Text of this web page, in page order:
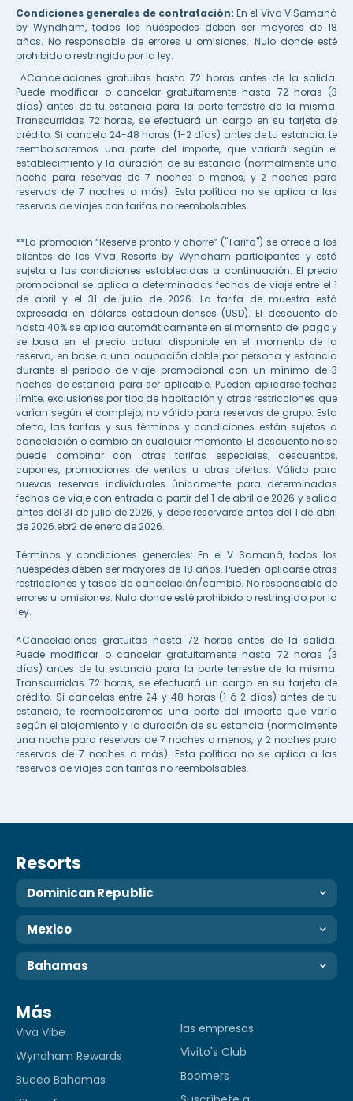
Condiciones generales de contratación: En el Viva V Samaná
by Wyndham, todos los huéspedes deben ser mayores de 18
años. No responsable de errores u omisiones. Nulo donde esté
prohibido o restringido por la ley.
^Cancelaciones gratuitas hasta 72 horas antes de la salida.
Puede modificar o cancelar gratuitamente hasta 72 horas (3
días) antes de tu estancia para la parte terrestre de la misma.
Transcurridas 72 horas, se efectuará un cargo en su tarjeta de
crédito. Si cancela 24-48 horas (1-2 días) antes de tu estancia, te
reembolsaremos una parte del importe, que variará según el
establecimiento y la duración de su estancia (normalmente una
noche para reservas de 7 noches o menos, y 2 noches para
reservas de 7 noches o más). Esta política no se aplica a las
reservas de viajes con tarifas no reembolsables.
**La promoción “Reserve pronto y ahorre” ("Tarifa") se ofrece a los
clientes de los Viva Resorts by Wyndham participantes y está
sujeta a las condiciones establecidas a continuación. El precio
promocional se aplica a determinadas fechas de viaje entre el 1
de abril y el 31 de julio de 2026. La tarifa de muestra está
expresada en dólares estadounidenses (USD). El descuento de
hasta 40% se aplica automáticamente en el momento del pago y
se basa en el precio actual disponible en el momento de la
reserva, en base a una ocupación doble por persona y estancia
durante el periodo de viaje promocional con un mínimo de 3
noches de estancia para ser aplicable. Pueden aplicarse fechas
límite, exclusiones por tipo de habitación y otras restricciones que
varían según el complejo; no válido para reservas de grupo. Esta
oferta, las tarifas y sus términos y condiciones están sujetos a
cancelación o cambio en cualquier momento. El descuento no se
puede combinar con otras tarifas especiales, descuentos,
cupones, promociones de ventas u otras ofertas. Válido para
nuevas reservas individuales únicamente para determinadas
fechas de viaje con entrada a partir del 1 de abril de 2026 y salida
antes del 31 de julio de 2026, y debe reservarse antes del 1 de abril
de 2026.ebr2 de enero de 2026.
Términos y condiciones generales: En el V Samaná, todos los
huéspedes deben ser mayores de 18 años. Pueden aplicarse otras
restricciones y tasas de cancelación/cambio. No responsable de
errores u omisiones. Nulo donde esté prohibido o restringido por la
ley.
^Cancelaciones gratuitas hasta 72 horas antes de la salida.
Puede modificar o cancelar gratuitamente hasta 72 horas (3
días) antes de tu estancia para la parte terrestre de la misma.
Transcurridas 72 horas, se efectuará un cargo en su tarjeta de
crédito. Si cancelas entre 24 y 48 horas (1 ó 2 días) antes de tu
estancia, te reembolsaremos una parte del importe que varía
según el alojamiento y la duración de su estancia (normalmente
una noche para reservas de 7 noches o menos, y 2 noches para
reservas de 7 noches o más). Esta política no se aplica a las
reservas de viajes con tarifas no reembolsables.
Resorts
Dominican Republic
Mexico
Bahamas
Más
Viva Vibe
Wyndham Rewards
Buceo Bahamas
las empresas
Vivito's Club
Boomers